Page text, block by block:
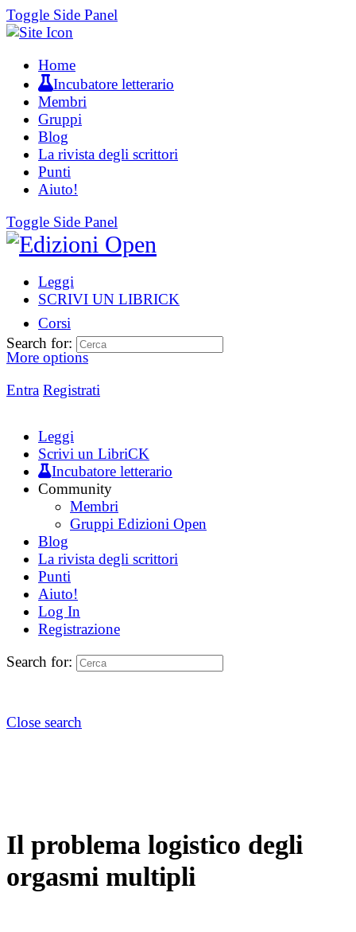
Toggle Side Panel
Home
Incubatore letterario
Membri
Gruppi
Blog
La rivista degli scrittori
Punti
Aiuto!
Toggle Side Panel
Leggi
SCRIVI UN LIBRICK
Corsi
More options
Entra Registrati
Search for:
Leggi
Scrivi un LibriCK
Incubatore letterario
Community
Membri
Gruppi Edizioni Open
Blog
La rivista degli scrittori
Punti
Aiuto!
Log In
Registrazione
Search for:
Close search
Il problema logistico degli
orgasmi multipli